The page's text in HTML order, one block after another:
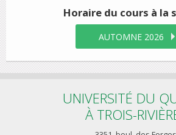
Horaire du cours à la
AUTOMNE 2026
UNIVERSITÉ DU
À TROIS-